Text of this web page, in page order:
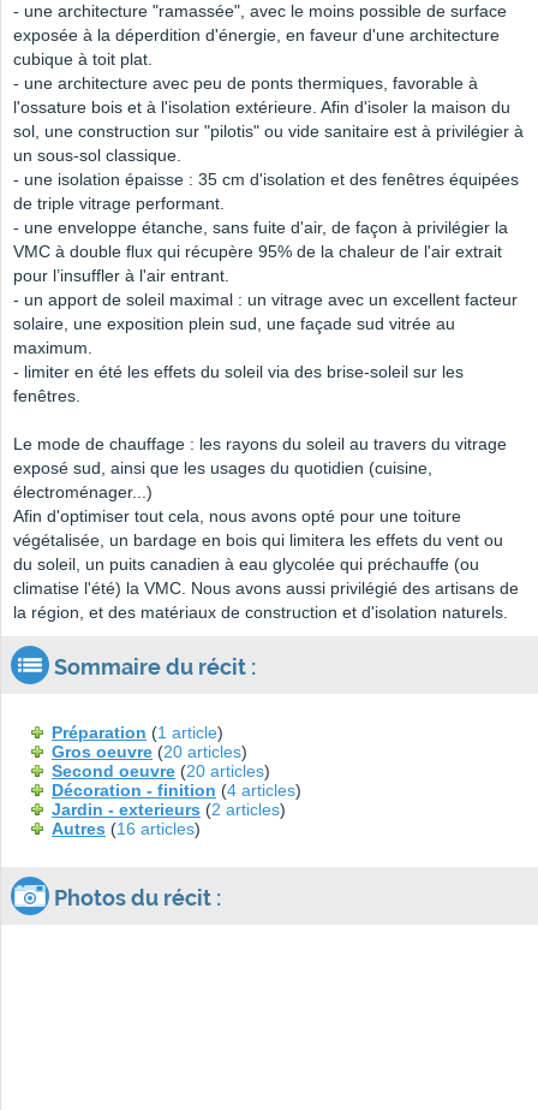
- une architecture "ramassée", avec le moins possible de surface
exposée à la déperdition d'énergie, en faveur d'une architecture
cubique à toit plat.
- une architecture avec peu de ponts thermiques, favorable à
l'ossature bois et à l'isolation extérieure. Afin d'isoler la maison du
sol, une construction sur "pilotis" ou vide sanitaire est à privilégier à
un sous-sol classique.
- une isolation épaisse : 35 cm d'isolation et des fenêtres équipées
de triple vitrage performant.
- une enveloppe étanche, sans fuite d'air, de façon à privilégier la
VMC à double flux qui récupère 95% de la chaleur de l'air extrait
pour l’insuffler à l'air entrant.
- un apport de soleil maximal : un vitrage avec un excellent facteur
solaire, une exposition plein sud, une façade sud vitrée au
maximum.
- limiter en été les effets du soleil via des brise-soleil sur les
fenêtres.
Le mode de chauffage : les rayons du soleil au travers du vitrage
exposé sud, ainsi que les usages du quotidien (cuisine,
électroménager...)
Afin d'optimiser tout cela, nous avons opté pour une toiture
végétalisée, un bardage en bois qui limitera les effets du vent ou
du soleil, un puits canadien à eau glycolée qui préchauffe (ou
climatise l'été) la VMC. Nous avons aussi privilégié des artisans de
la région, et des matériaux de construction et d'isolation naturels.
Sommaire du récit :
Préparation (1 article)
Gros oeuvre (20 articles)
Second oeuvre (20 articles)
Décoration - finition (4 articles)
Jardin - exterieurs (2 articles)
Autres (16 articles)
Photos du récit :